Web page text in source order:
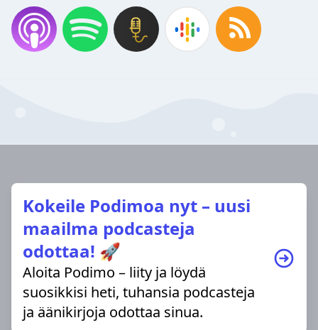
Kokeile Podimoa nyt – uusi
maailma podcasteja
odottaa! 🚀
Aloita Podimo – liity ja löydä
suosikkisi heti, tuhansia podcasteja
ja äänikirjoja odottaa sinua.